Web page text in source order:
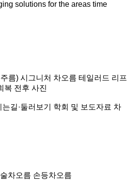
solutions for the areas time
름) 시그니처 차오름 테일러드 리프
복 전후 사진
길·둘러보기 학회 및 보도자료 차
차오름 손등차오름